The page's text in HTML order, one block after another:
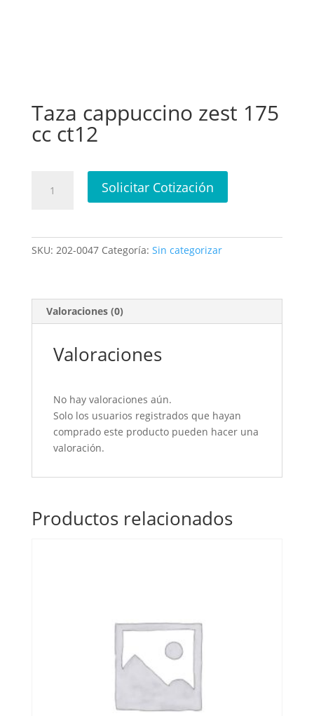
Taza cappuccino zest 175
cc ct12
cappuccino
Solicitar Cotización
SKU: 202-0047 Categoría: Sin categorizar
Valoraciones (0)
Valoraciones
No hay valoraciones aún.
Solo los usuarios registrados que hayan
comprado este producto pueden hacer una
valoración.
Productos relacionados